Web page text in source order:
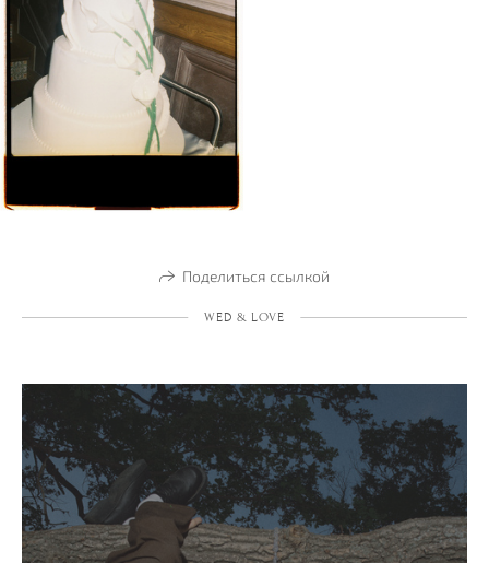
Поделиться ссылкой
WED & LOVE